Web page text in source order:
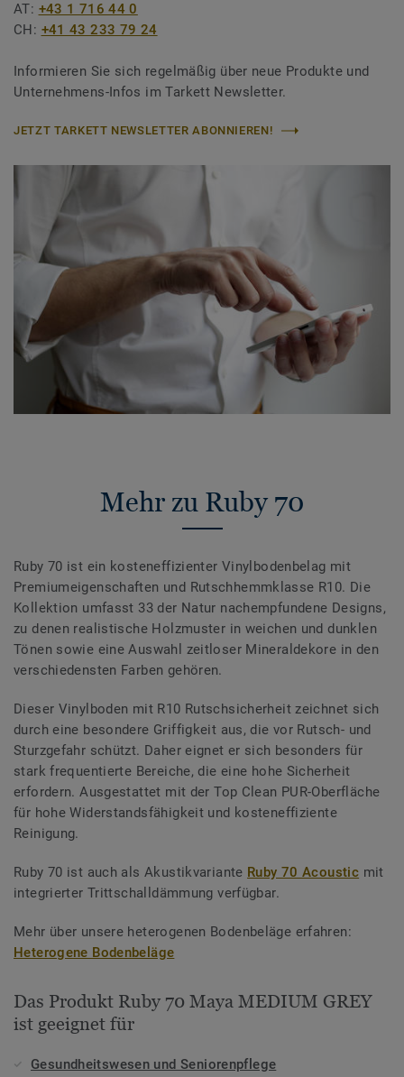
AT: +43 1 716 44 0
CH: +41 43 233 79 24
Informieren Sie sich regelmäßig über neue Produkte und
Unternehmens-Infos im Tarkett Newsletter.
JETZT TARKETT NEWSLETTER ABONNIEREN!
Mehr zu Ruby 70
Ruby 70 ist ein kosteneffizienter Vinylbodenbelag mit
Premiumeigenschaften und Rutschhemmklasse R10. Die
Kollektion umfasst 33 der Natur nachempfundene Designs,
zu denen realistische Holzmuster in weichen und dunklen
Tönen sowie eine Auswahl zeitloser Mineraldekore in den
verschiedensten Farben gehören.
Dieser Vinylboden mit R10 Rutschsicherheit zeichnet sich
durch eine besondere Griffigkeit aus, die vor Rutsch- und
Sturzgefahr schützt. Daher eignet er sich besonders für
stark frequentierte Bereiche, die eine hohe Sicherheit
erfordern. Ausgestattet mit der Top Clean PUR-Oberfläche
für hohe Widerstandsfähigkeit und kosteneffiziente
Reinigung.
Ruby 70 ist auch als Akustikvariante Ruby 70 Acoustic mit
integrierter Trittschalldämmung verfügbar.
Mehr über unsere heterogenen Bodenbeläge erfahren:
Heterogene Bodenbeläge
Das Produkt Ruby 70 Maya MEDIUM GREY
ist geeignet für
Gesundheitswesen und Seniorenpflege